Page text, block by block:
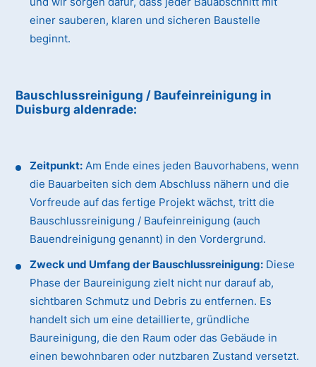
einer sauberen, klaren und sicheren Baustelle
beginnt.
Bauschlussreinigung / Baufeinreinigung in
Duisburg aldenrade:
Zeitpunkt: Am Ende eines jeden Bauvorhabens, wenn
die Bauarbeiten sich dem Abschluss nähern und die
Vorfreude auf das fertige Projekt wächst, tritt die
Bauschlussreinigung / Baufeinreinigung (auch
Bauendreinigung genannt) in den Vordergrund.
Zweck und Umfang der Bauschlussreinigung: Diese
Phase der Baureinigung zielt nicht nur darauf ab,
sichtbaren Schmutz und Debris zu entfernen. Es
handelt sich um eine detaillierte, gründliche
Baureinigung, die den Raum oder das Gebäude in
einen bewohnbaren oder nutzbaren Zustand versetzt.